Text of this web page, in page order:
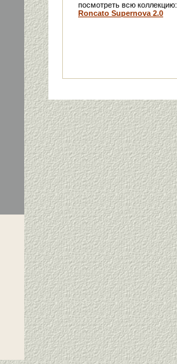
посмотреть всю коллекцию:
Roncato Supernova 2.0